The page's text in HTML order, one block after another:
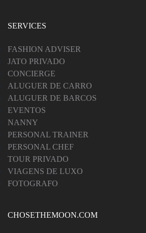
SERVICES
FASHION ADVISER
JATO PRIVADO
CONCIERGE
ALUGUER DE CARRO
ALUGUER DE BARCOS
EVENTOS
NANNY
PERSONAL TRAINER
PERSONAL CHEF
TOUR PRIVADO
VIAGENS DE LUXO
FOTOGRAFO
CHOSETHEMOON.COM